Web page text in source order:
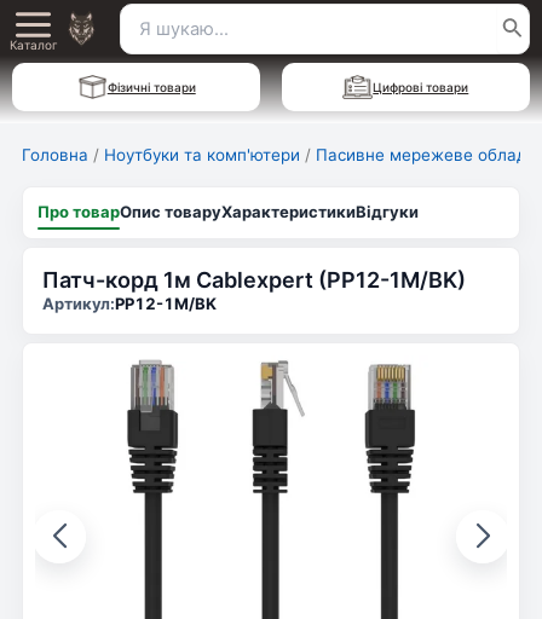
Перейти
до
вмісту
Main
Menu
Каталог
Пошук
для:
Фізичні товари Цифрові товари
Головна / Ноутбуки та комп'ютери / Пасивне мережеве
Про товарОпис товаруХарактеристикиВідгуки
Патч-корд 1м Cablexpert (PP12-1M/BK)
Артикул:PP12-1M/BK